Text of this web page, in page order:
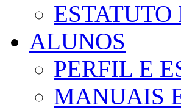
ALUNOS
PERFIL E
MANUAIS